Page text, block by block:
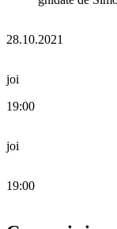
28.10.2021
joi
19:00
joi
19:00